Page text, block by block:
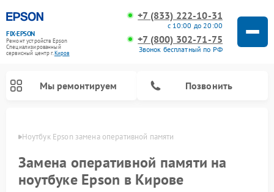
FIX-EPSON
Ремонт устройств Epson
Специализированный
cервисный центр г.Киров
+7 (833) 222-10-31
с 10:00 до 20:00
+7 (800) 302-71-75
Звонок бесплатный по РФ
Мы ремонтируем Позвонить
Ноутбук Epson замена оперативной памяти
Замена оперативной памяти на
ноутбуке Epson в Кирове